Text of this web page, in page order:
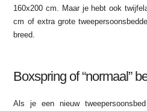
160x200 cm. Maar je hebt ook
cm of extra grote
breed.
Boxspring of “normaal”
Als je een nieuw